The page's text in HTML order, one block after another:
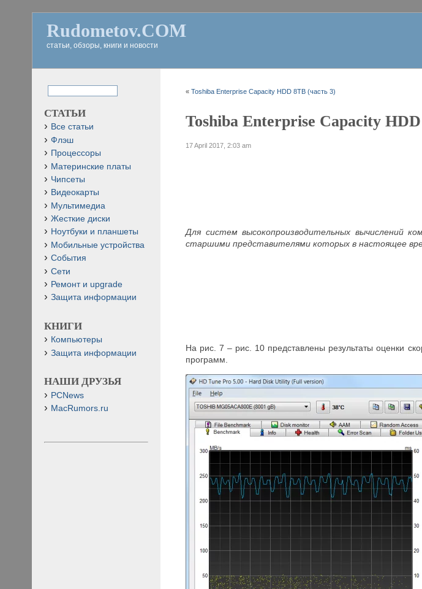
Rudometov.COM
статьи, обзоры, книги и новости
«Toshiba Enterprise Capacity HDD 8TB (часть 3)
Toshiba Enterprise Capacity
17 April 2017, 2:03 am
Для систем высокопроизводительных вычислений
старшими представителями которых в настоящее
На рис. 7 – рис. 10 представлены результаты оценки
программ.
СТАТЬИ
Все статьи
Флэш
Процессоры
Материнские платы
Чипсеты
Видеокарты
Мультимедиа
Жесткие диски
Ноутбуки и планшеты
Мобильные устройства
События
Сети
Ремонт и upgrade
Защита информации
КНИГИ
Компьютеры
Защита информации
НАШИ ДРУЗЬЯ
PCNews
MacRumors.ru